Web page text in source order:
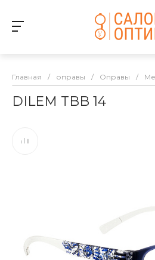
Главная / оправы / Оправы /
DILEM TBB 14